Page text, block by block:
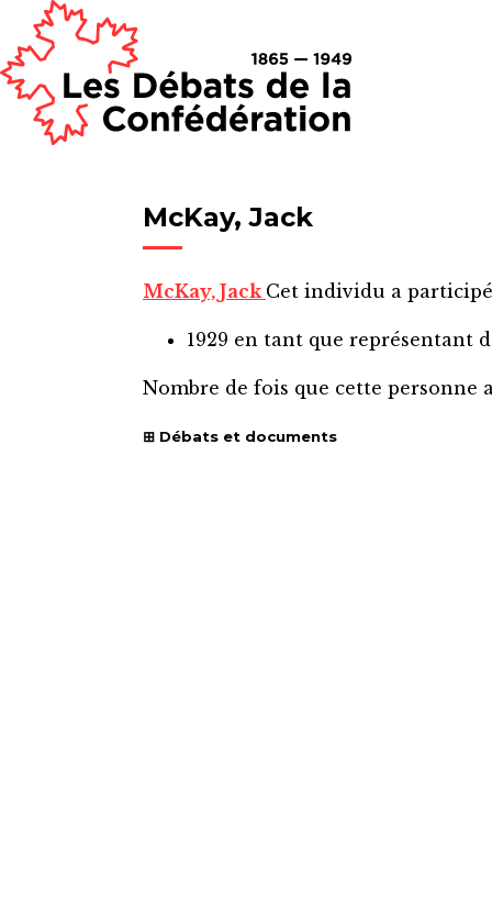
McKay, Jack
McKay, Jack Cet individu a
1929 en tant que représentant
Nombre de fois que cette personne
Débats et documents